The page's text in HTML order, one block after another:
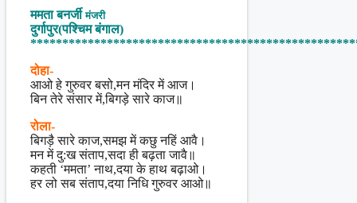
Share
ममता बनर्जीमंजरी
दुर्गापुर(पश्चिम बंगाल)
दोहा-
आओ हे गुरुवर बसो,मन मंदिर में आज।
बिन तेरे संसार में,बिगड़े सारे काज॥
रोला-
बिगड़ै सारे काज,समझ में कछु नहिं आवै।
मन में दु:ख संताप,सदा ही बढ़ता जावै॥
कहती ‘ममता’ नाथ,दया के हाथ बढ़ाओ।
हर लो सब संताप,दया निधि गुरुवर आओ॥